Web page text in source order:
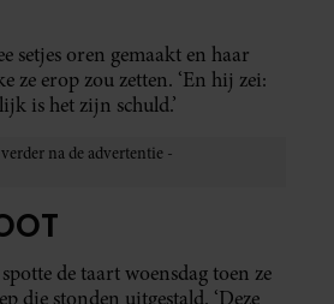
setjes oren gemaakt en haar
ze erop zou zetten. ‘En hij zei:
is het zijn schuld.’
de taart woensdag toen ze